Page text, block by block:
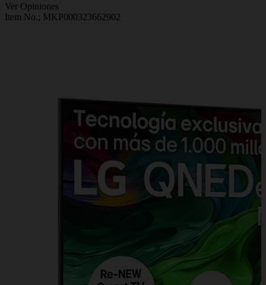
Ver Opiniones
Item No.; MKP000323662902